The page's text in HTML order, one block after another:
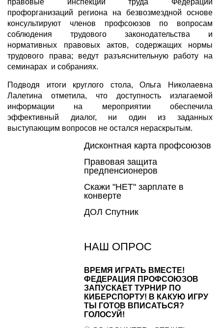
правовые инспекции труда Федерации
профорганизаций региона на безвозмездной основе
консультируют членов профсоюзов по вопросам
соблюдения трудового законодательства и
нормативных правовых актов, содержащих нормы
трудового права; ведут разъяснительную работу на
семинарах и собраниях.
Подводя итоги круглого стола, Ольга Николаевна
Лалетина отметила, что доступность излагаемой
информации на мероприятии обеспечила
эффективный диалог, ни один из заданных
выступающим вопросов не остался нераскрытым.
Дисконтная карта профсоюзов
Правовая защита
предпенсионеров
Скажи "НЕТ" зарплате в
конверте
ДОЛ Спутник
НАШ ОПРОС
ВРЕМЯ ИГРАТЬ ВМЕСТЕ!
ФЕДЕРАЦИЯ ПРОФСОЮЗОВ
ЗАПУСКАЕТ ТУРНИР ПО
КИБЕРСПОРТУ! В КАКУЮ ИГРУ
ТЫ ГОТОВ ВПИСАТЬСЯ?
ГОЛОСУЙ!